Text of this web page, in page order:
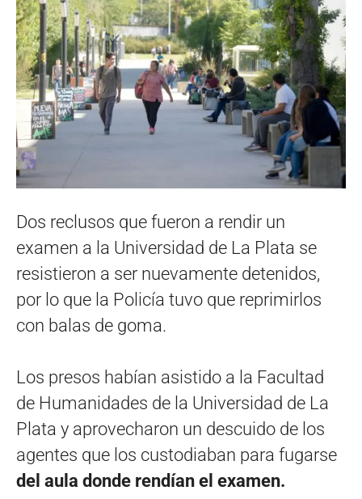
Dos reclusos que fueron a rendir un
examen a la Universidad de La Plata se
resistieron a ser nuevamente detenidos,
por lo que la Policía tuvo que reprimirlos
con balas de goma.
Los presos habían asistido a la Facultad
de Humanidades de la Universidad de La
Plata y aprovecharon un descuido de los
agentes que los custodiaban para fugarse
del aula donde rendían el examen.